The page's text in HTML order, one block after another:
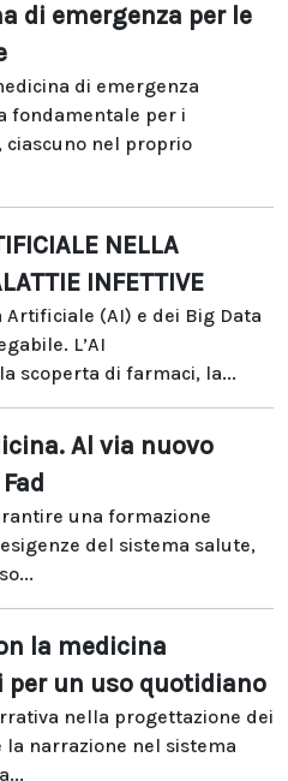
di emergenza per le
di emergenza
fondamentale per i
ciascuno nel proprio
NELLA
INFETTIVE
Artificiale (AI) e dei Big Data
L’AI
scoperta di farmaci, la...
Al via nuovo
una formazione
del sistema salute,
la medicina
un uso quotidiano
nella progettazione dei
narrazione nel sistema